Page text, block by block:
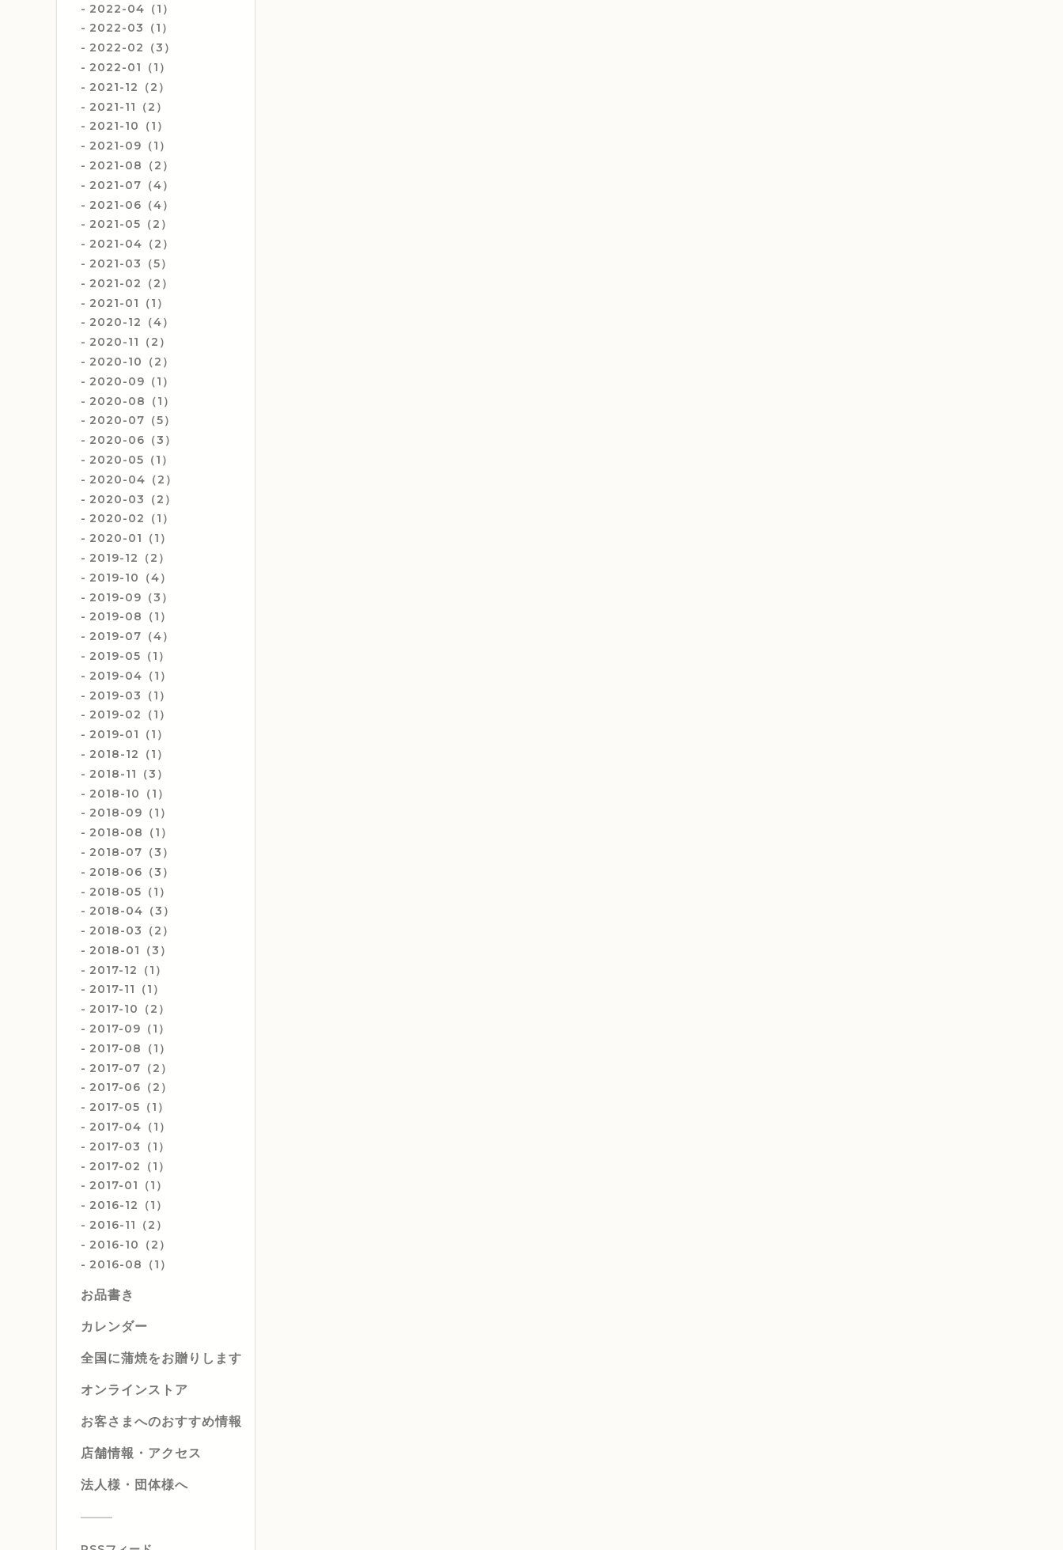
2022-04（1）
2022-03（1）
2022-02（3）
2022-01（1）
2021-12（2）
2021-11（2）
2021-10（1）
2021-09（1）
2021-08（2）
2021-07（4）
2021-06（4）
2021-05（2）
2021-04（2）
2021-03（5）
2021-02（2）
2021-01（1）
2020-12（4）
2020-11（2）
2020-10（2）
2020-09（1）
2020-08（1）
2020-07（5）
2020-06（3）
2020-05（1）
2020-04（2）
2020-03（2）
2020-02（1）
2020-01（1）
2019-12（2）
2019-10（4）
2019-09（3）
2019-08（1）
2019-07（4）
2019-05（1）
2019-04（1）
2019-03（1）
2019-02（1）
2019-01（1）
2018-12（1）
2018-11（3）
2018-10（1）
2018-09（1）
2018-08（1）
2018-07（3）
2018-06（3）
2018-05（1）
2018-04（3）
2018-03（2）
2018-01（3）
2017-12（1）
2017-11（1）
2017-10（2）
2017-09（1）
2017-08（1）
2017-07（2）
2017-06（2）
2017-05（1）
2017-04（1）
2017-03（1）
2017-02（1）
2017-01（1）
2016-12（1）
2016-11（2）
2016-10（2）
2016-08（1）
お品書き
カレンダー
全国に蒲焼をお贈りします
オンラインストア
お客さまへのおすすめ情報
店舗情報・アクセス
法人様・団体様へ